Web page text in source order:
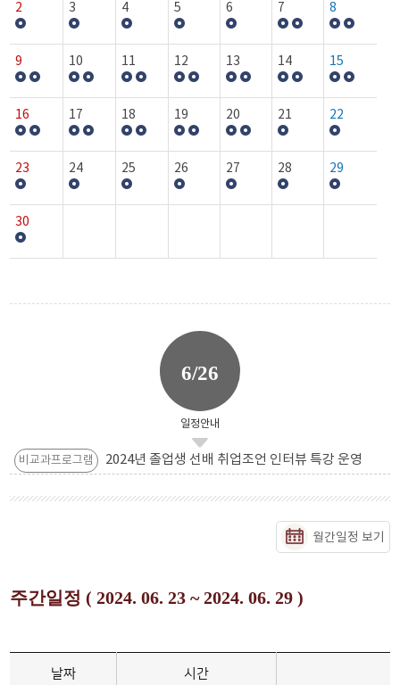
2 3 4 5 6 7 8
9 10 11 12 13 14 15
16 17 18 19 20 21 22
23 24 25 26 27 28 29
30
6/26
일정안내
비교과프로그램 2024년 졸업생 선배 취업조언 인터뷰 특강 운영
월간일정 보기
주간일정 ( 2024. 06. 23 ~ 2024. 06. 29 )
날짜 시간